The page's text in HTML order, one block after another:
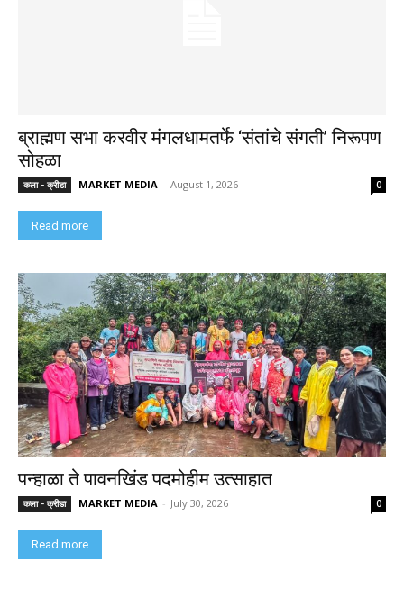
ब्राह्मण सभा करवीर मंगलधामतर्फे ‘संतांचे संगती’ निरूपण
सोहळा
कला - क्रीडा MARKET MEDIA - August 1, 2026 0
Read more
पन्हाळा ते पावनखिंड पदमोहीम उत्साहात
कला - क्रीडा MARKET MEDIA - July 30, 2026 0
Read more